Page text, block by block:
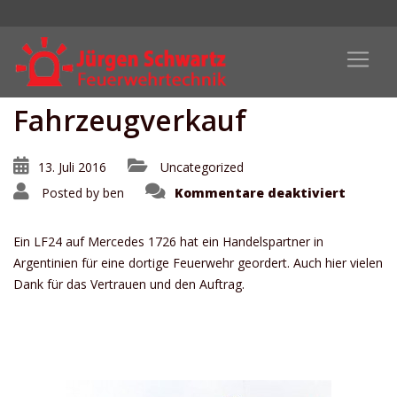
Fahrzeugverkauf
13. Juli 2016
Uncategorized
Posted by ben Kommentare deaktiviert
Ein LF24 auf Mercedes 1726 hat ein Handelspartner in
Argentinien für eine dortige Feuerwehr geordert. Auch hier vielen
Dank für das Vertrauen und den Auftrag.